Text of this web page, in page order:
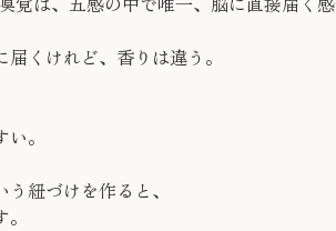
くけれど、香りは違う。
。
紐づけを作ると、